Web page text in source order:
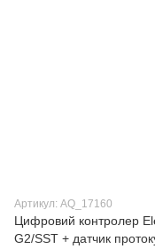
Артикул: AQ_17160
Цифровий контролер
G2/SST + датчик